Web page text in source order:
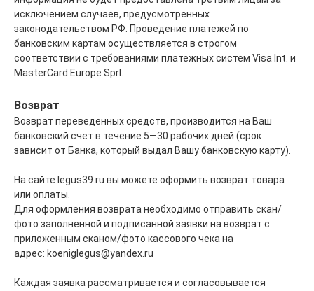
исключением случаев, предусмотренных
законодательством РФ. Проведение платежей по
банковским картам осуществляется в строгом
соответствии с требованиями платежных систем Visa Int. и
MasterCard Europe Sprl.
Возврат
Возврат переведенных средств, производится на Ваш
банковский счет в течение 5—30 рабочих дней (срок
зависит от Банка, который выдал Вашу банковскую карту).
На сайте legus39.ru вы можете оформить возврат товара
или оплаты.
Для оформления возврата необходимо отправить скан/
фото заполненной и подписанной заявки на возврат с
приложенным сканом/фото кассового чека на
адрес: koeniglegus@yandex.ru
Каждая заявка рассматривается и согласовывается